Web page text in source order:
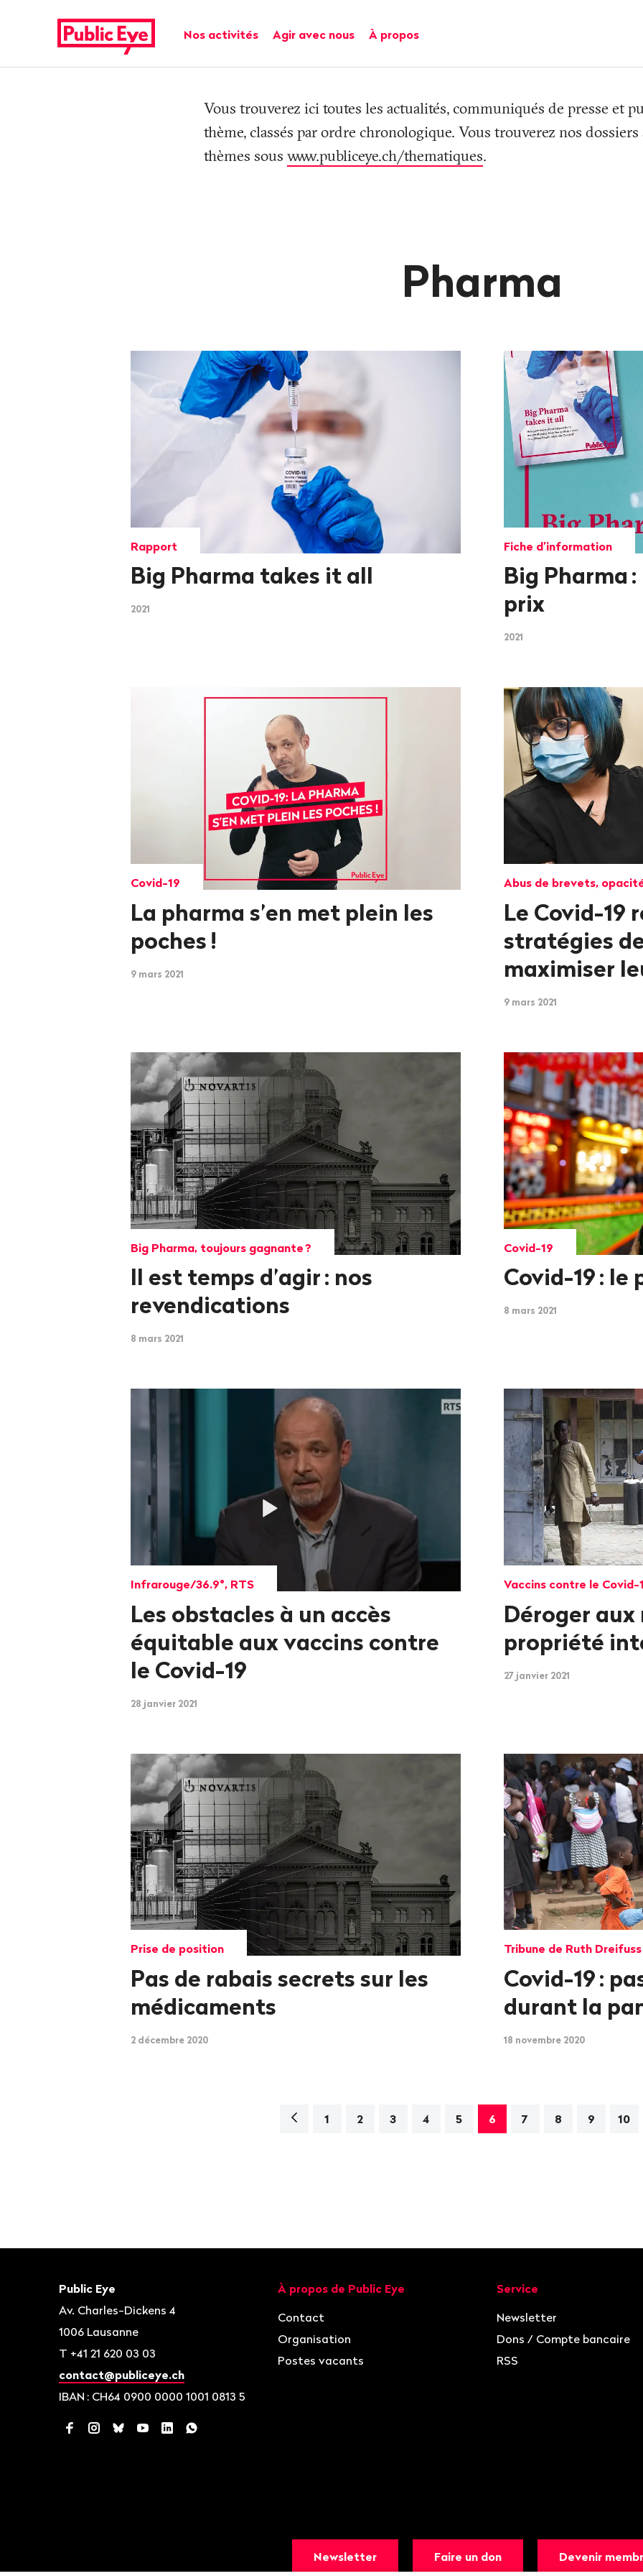
publiceye.ch
Navigation principale
Nos activités Agir avec nous À propos
Vous trouverez ici toutes les actualités, communiqués de presse et
thème, classés par ordre chronologique. Vous trouverez nos
thèmes sous www.publiceye.ch/thematiques.
Pharma
Rapport
Big Pharma takes it all
2021
Fiche d’information
Big Pharma
prix
2021
Covid-19
La pharma s’en met plein les
poches !
9 mars 2021
Abus de brevets,
Le Covid-19
stratégies
maximiser
9 mars 2021
Big Pharma, toujours gagnante?
Il est temps d’agir: nos
revendications
8 mars 2021
Covid-19
Covid-19: le
8 mars 2021
Infrarouge/36.9°, RTS
Les obstacles à un accès
équitable aux vaccins contre
le Covid-19
28 janvier 2021
Vaccins contre le Covid-
Déroger aux
propriété
27 janvier 2021
Prise de position
Pas de rabais secrets sur les
médicaments
2 décembre 2020
Tribune de Ruth
Covid-19:
durant la
18 novembre 2020
Navigation
1 2 3 4 5 6 7 8 9 10
Contact
Public Eye
Av. Charles-Dickens 4
1006 Lausanne
T +41 21 620 03 03
contact@publiceye.ch
IBAN : CH64 0900 0000 1001 0813 5
FacebookInstagram
BlueskyYouTubeLinkedInWhatsApp
Navigation
À propos de Public Eye
Contact
Organisation
Postes vacants
Service
Newsletter
Dons / Compte bancaire
RSS
Newsletter Faire un don Devenir